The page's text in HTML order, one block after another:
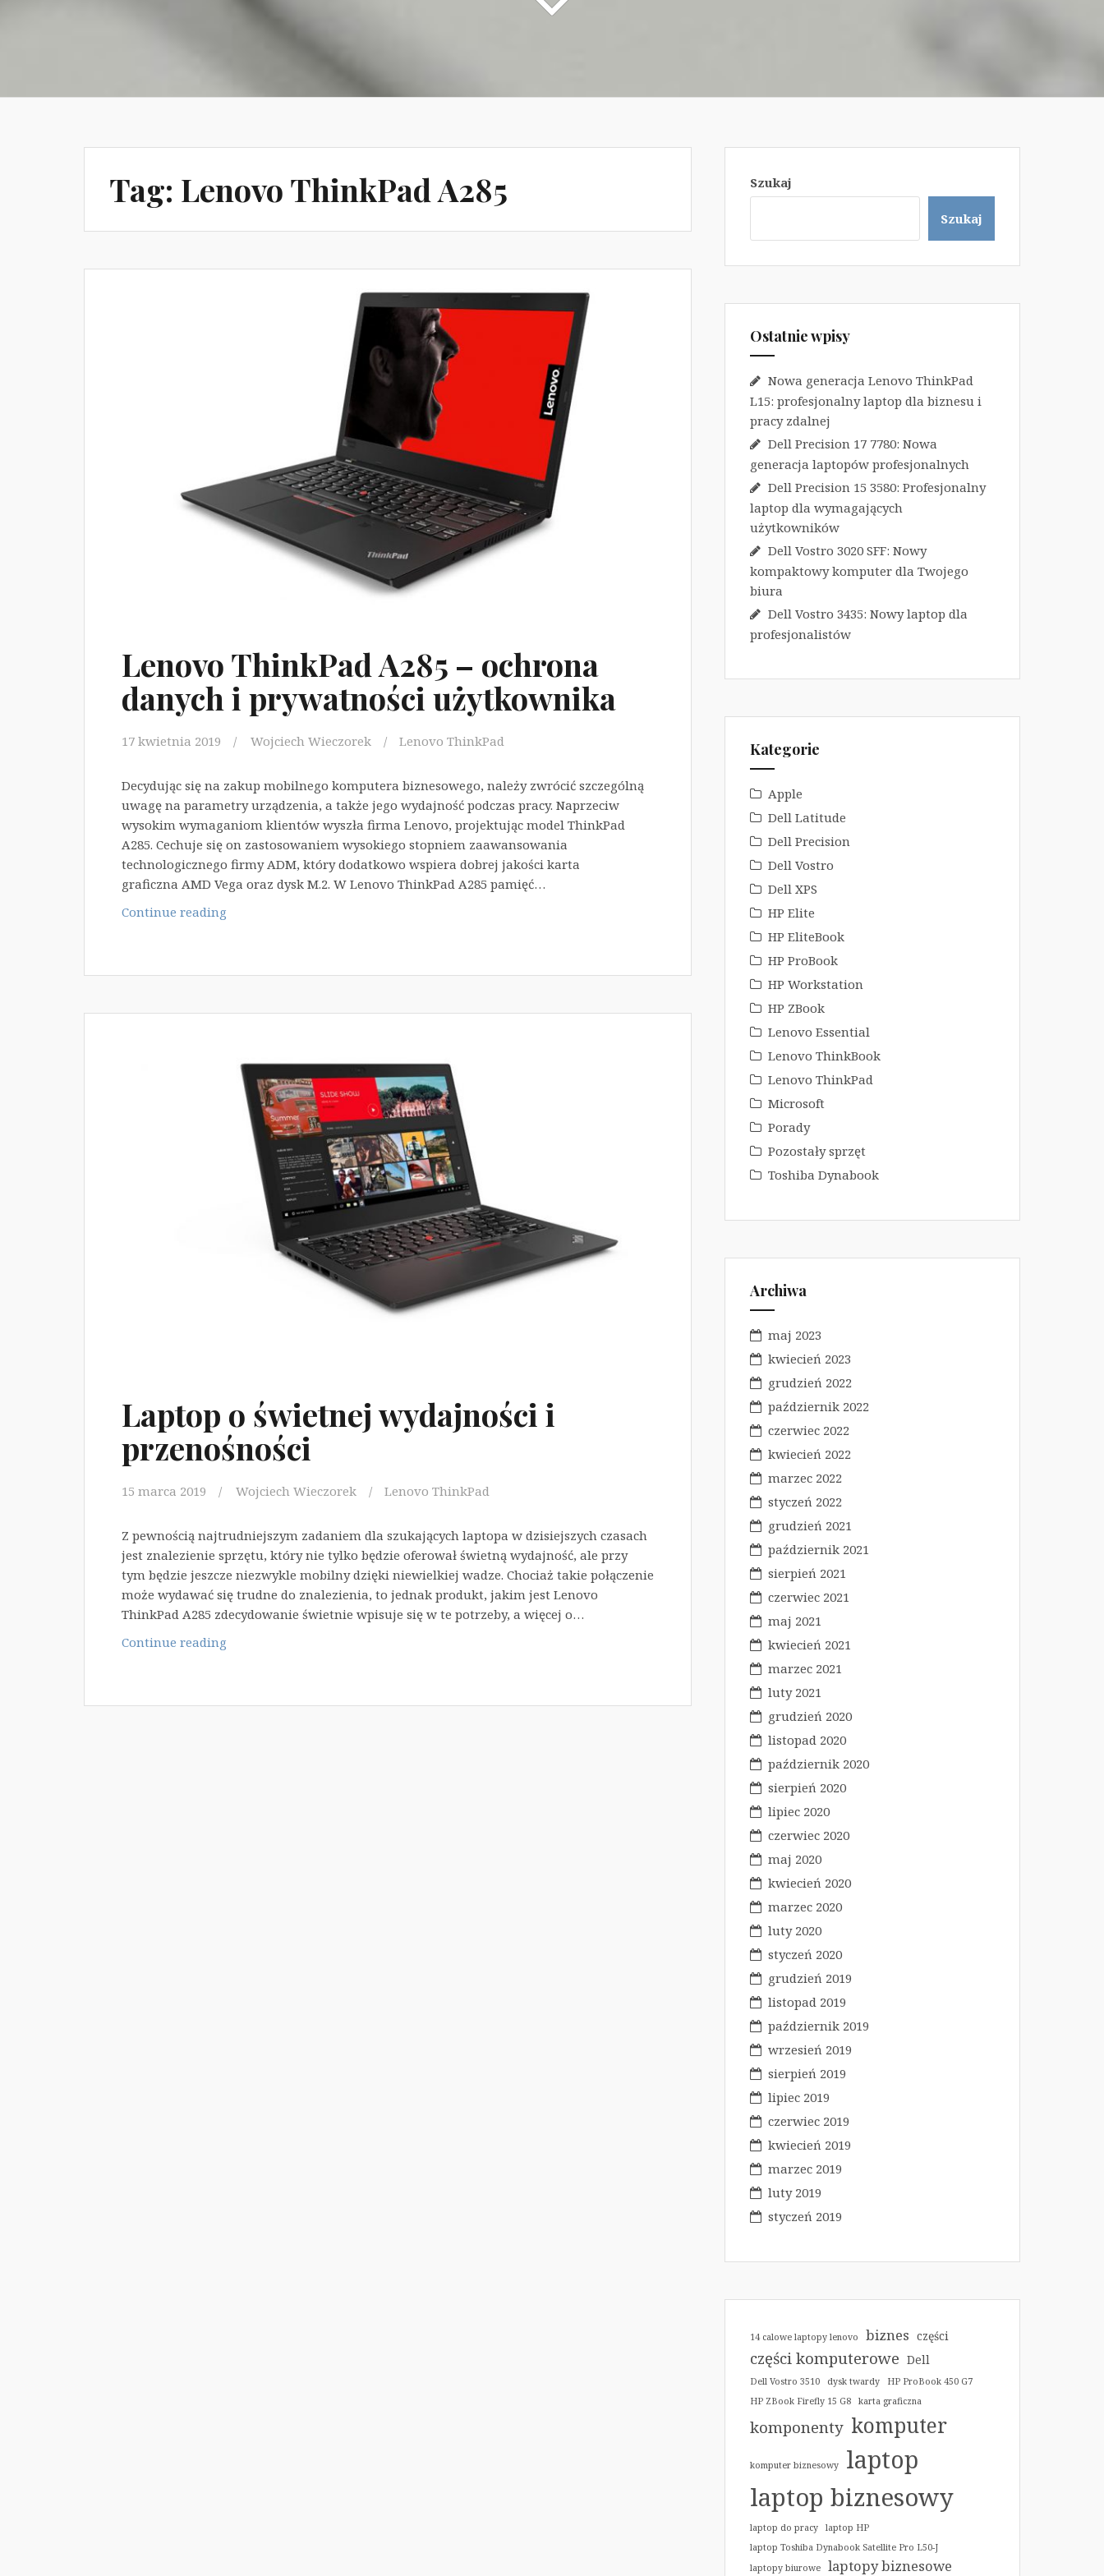
Tag: Lenovo ThinkPad A285
Lenovo ThinkPad A285 – ochrona
danych i prywatności użytkownika
17 kwietnia 2019 Wojciech Wieczorek Lenovo ThinkPad
Decydując się na zakup mobilnego komputera biznesowego, należy zwrócić szczególną
uwagę na parametry urządzenia, a także jego wydajność podczas pracy. Naprzeciw
wysokim wymaganiom klientów wyszła firma Lenovo, projektując model ThinkPad
A285. Cechuje się on zastosowaniem wysokiego stopniem zaawansowania
technologicznego firmy ADM, który dodatkowo wspiera dobrej jakości karta
graficzna AMD Vega oraz dysk M.2. W Lenovo ThinkPad A285 pamięć…
Continue reading
danych
użytkownika
Laptop o świetnej wydajności i
przenośności
15 marca 2019 Wojciech Wieczorek Lenovo ThinkPad
Z pewnością najtrudniejszym zadaniem dla szukających laptopa w dzisiejszych czasach
jest znalezienie sprzętu, który nie tylko będzie oferował świetną wydajność, ale przy
tym będzie jeszcze niezwykle mobilny dzięki niewielkiej wadze. Chociaż takie połączenie
może wydawać się trudne do znalezienia, to jednak produkt, jakim jest Lenovo
ThinkPad A285 zdecydowanie świetnie wpisuje się w te potrzeby, a więcej o…
Continue reading
Szukaj
Szukaj
Ostatnie wpisy
Nowa generacja Lenovo ThinkPad
L15: profesjonalny laptop dla biznesu i
pracy zdalnej
Dell Precision 17 7780: Nowa
generacja laptopów profesjonalnych
Dell Precision 15 3580: Profesjonalny
laptop dla wymagających
użytkowników
Dell Vostro 3020 SFF: Nowy
kompaktowy komputer dla Twojego
biura
Dell Vostro 3435: Nowy laptop dla
profesjonalistów
Kategorie
Apple
Dell Latitude
Dell Precision
Dell Vostro
Dell XPS
HP Elite
HP EliteBook
HP ProBook
HP Workstation
HP ZBook
Lenovo Essential
Lenovo ThinkBook
Lenovo ThinkPad
Microsoft
Porady
Pozostały sprzęt
Toshiba Dynabook
Archiwa
maj 2023
kwiecień 2023
grudzień 2022
październik 2022
czerwiec 2022
kwiecień 2022
marzec 2022
styczeń 2022
grudzień 2021
październik 2021
sierpień 2021
czerwiec 2021
maj 2021
kwiecień 2021
marzec 2021
luty 2021
grudzień 2020
listopad 2020
październik 2020
sierpień 2020
lipiec 2020
czerwiec 2020
maj 2020
kwiecień 2020
marzec 2020
luty 2020
styczeń 2020
grudzień 2019
listopad 2019
październik 2019
wrzesień 2019
sierpień 2019
lipiec 2019
czerwiec 2019
kwiecień 2019
marzec 2019
luty 2019
styczeń 2019
14 calowe laptopy lenovo biznes części
części komputerowe Dell
Dell Vostro 3510 dysk twardy
HP ProBook 450 G7
HP ZBook Firefly 15 G8
karta graficzna
komponenty komputer
komputer biznesowy laptop
laptop biznesowy
laptop do pracy
laptop HP
laptop Toshiba Dynabook Satellite Pro L50-J
laptopy biurowe
laptopy biznesowe